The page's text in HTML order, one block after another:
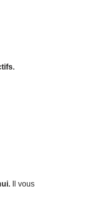
Il vous